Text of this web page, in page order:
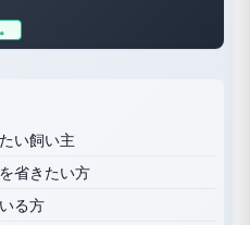
い飼い主
省きたい方
る方